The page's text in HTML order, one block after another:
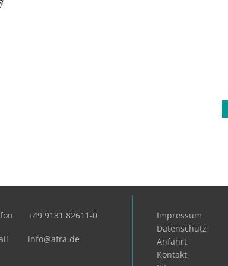
+49 9131 82611-0
info@afra.de
Impressum
Datenschutz
Anfahrt
Kontakt